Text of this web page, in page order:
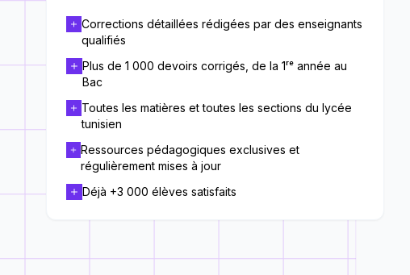
Corrections détaillées rédigées par des enseignants
qualifiés
Plus de 1 000 devoirs corrigés, de la 1ʳᵉ année au
Bac
Toutes les matières et toutes les sections du lycée
tunisien
Ressources pédagogiques exclusives et
régulièrement mises à jour
Déjà +3 000 élèves satisfaits